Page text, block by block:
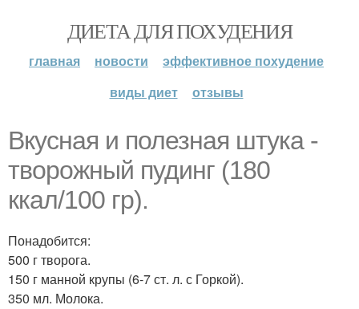
ДИЕТА ДЛЯ ПОХУДЕНИЯ
главная новости
эффективное похудение
виды диет
отзывы
Вкусная и полезная штука -
творожный пудинг (180
ккал/100 гр).
Понадобится:
500 г творога.
150 г манной крупы (6-7 ст. л. с Горкой).
350 мл. Молока.